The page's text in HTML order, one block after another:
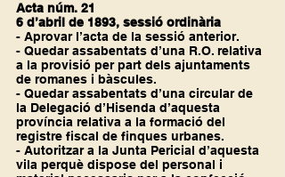
Acta núm. 21
6 d’abril de 1893, sessió ordinària
- Aprovar l’acta de la sessió anterior.
- Quedar assabentats d’una R.O. relativa
a la provisió per part dels ajuntaments
de romanes i bàscules.
- Quedar assabentats d’una circular de
la Delegació d’Hisenda d’aquesta
província relativa a la formació del
registre fiscal de finques urbanes.
- Autoritzar a la Junta Pericial d’aquesta
vila perquè dispose del personal i